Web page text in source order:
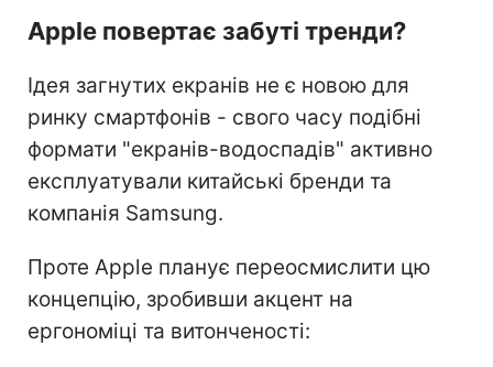
Apple повертає забуті тренди?
Ідея загнутих екранів не є новою для
ринку смартфонів - свого часу подібні
формати "екранів-водоспадів" активно
експлуатували китайські бренди та
компанія Samsung.
Проте Apple планує переосмислити цю
концепцію, зробивши акцент на
ергономіці та витонченості: